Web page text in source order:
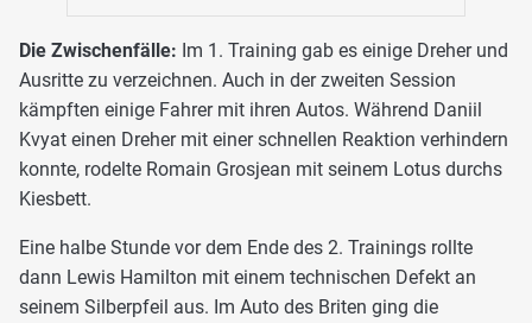
Die Zwischenfälle: Im 1. Training gab es einige Dreher und
Ausritte zu verzeichnen. Auch in der zweiten Session
kämpften einige Fahrer mit ihren Autos. Während Daniil
Kvyat einen Dreher mit einer schnellen Reaktion verhindern
konnte, rodelte Romain Grosjean mit seinem Lotus durchs
Kiesbett.
Eine halbe Stunde vor dem Ende des 2. Trainings rollte
dann Lewis Hamilton mit einem technischen Defekt an
seinem Silberpfeil aus. Im Auto des Briten ging die